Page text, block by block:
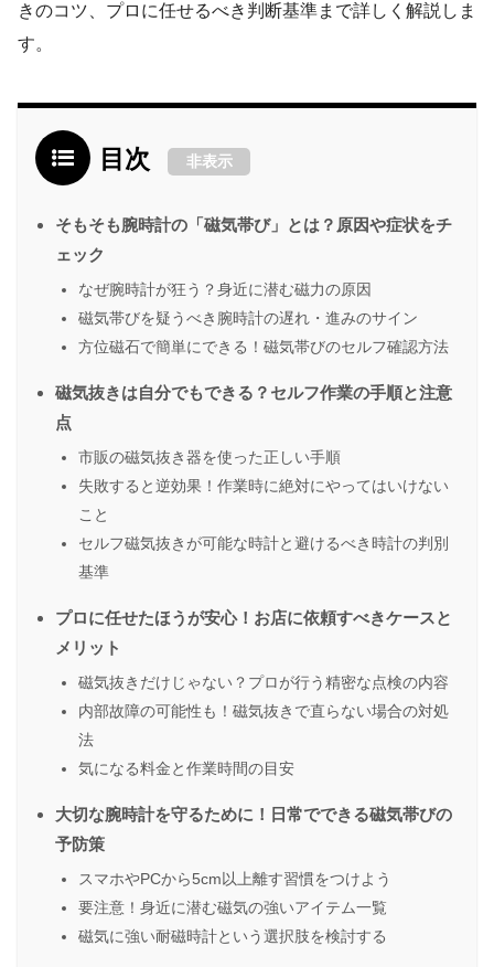
きのコツ、プロに任せるべき判断基準まで詳しく解説しま
す。
目次 非表示
そもそも腕時計の「磁気帯び」とは？原因や症状をチ
ェック
なぜ腕時計が狂う？身近に潜む磁力の原因
磁気帯びを疑うべき腕時計の遅れ・進みのサイン
方位磁石で簡単にできる！磁気帯びのセルフ確認方法
磁気抜きは自分でもできる？セルフ作業の手順と注意
点
市販の磁気抜き器を使った正しい手順
失敗すると逆効果！作業時に絶対にやってはいけない
こと
セルフ磁気抜きが可能な時計と避けるべき時計の判別
基準
プロに任せたほうが安心！お店に依頼すべきケースと
メリット
磁気抜きだけじゃない？プロが行う精密な点検の内容
内部故障の可能性も！磁気抜きで直らない場合の対処
法
気になる料金と作業時間の目安
大切な腕時計を守るために！日常でできる磁気帯びの
予防策
スマホやPCから5cm以上離す習慣をつけよう
要注意！身近に潜む磁気の強いアイテム一覧
磁気に強い耐磁時計という選択肢を検討する